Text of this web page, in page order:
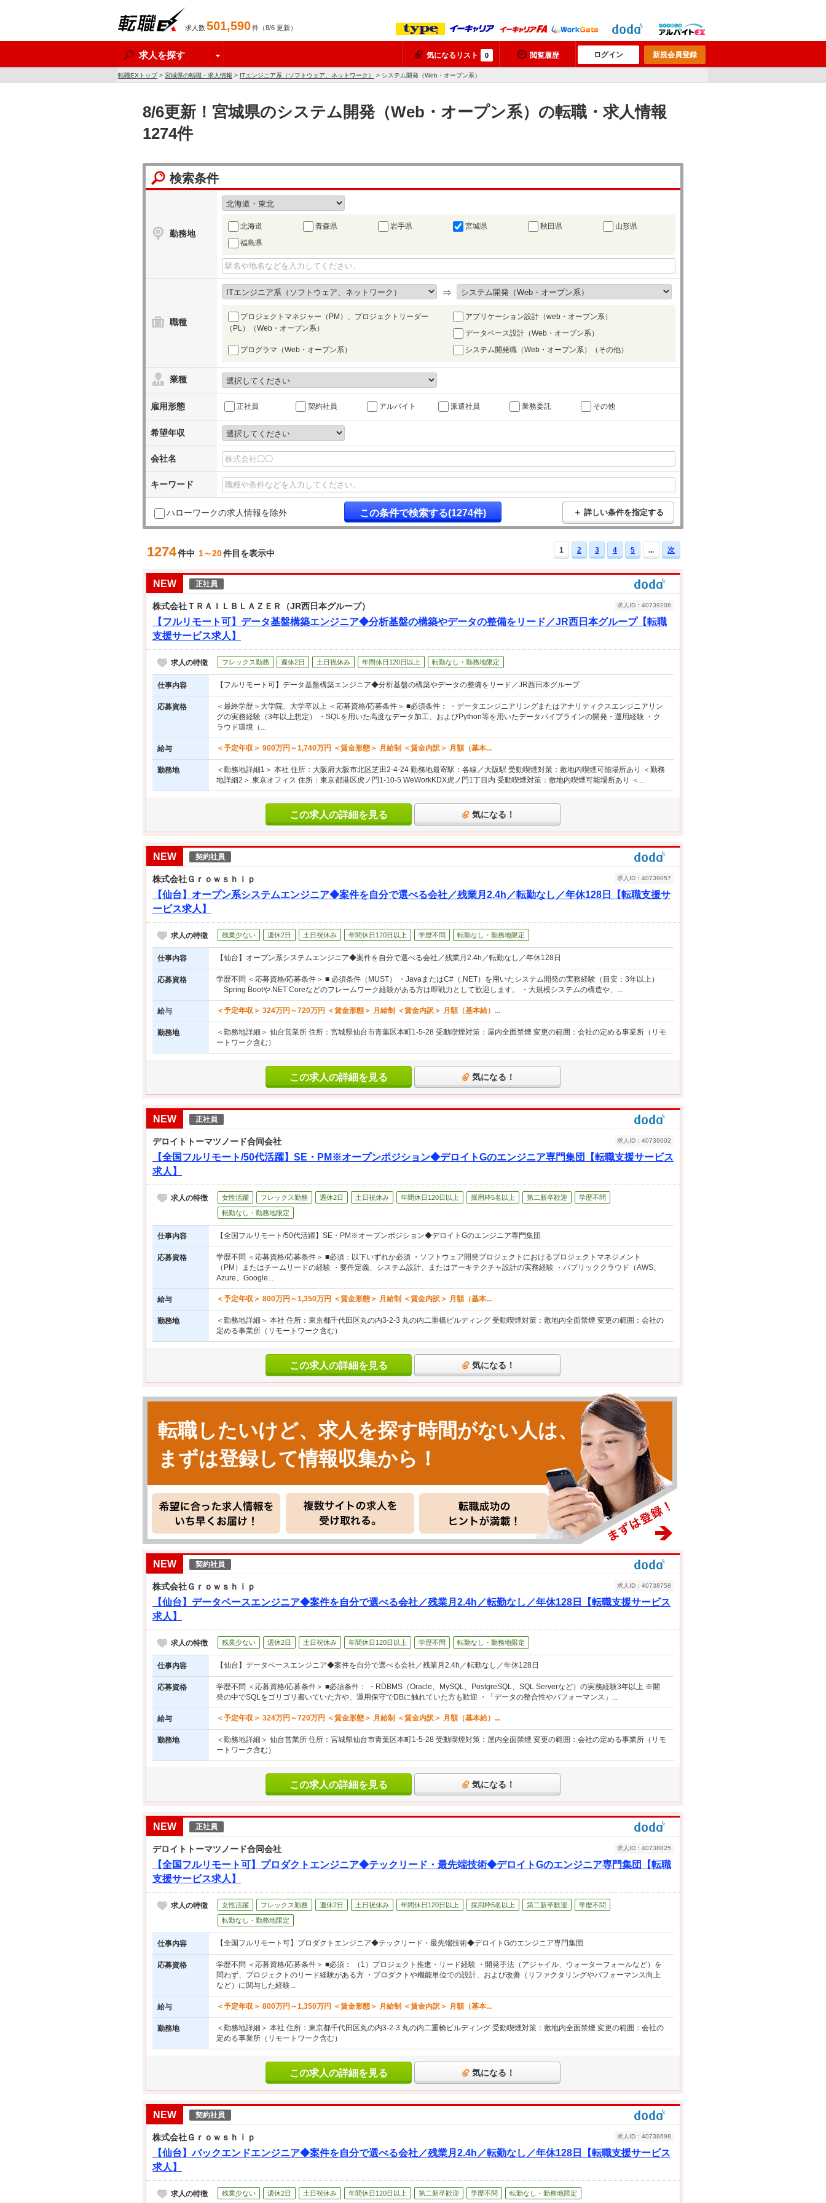
求人数501,590件（8/6 更新）
求人を探す 気になるリスト 0 閲覧履歴 ログイン 新規会員登録
転職EXトップ> 宮城県の転職・求人情報 > ITエンジニア系（ソフトウェア、ネットワーク） > システム開発（Web・オープン系）
8/6更新！宮城県のシステム開発（Web・オープン系）の転職・求人情報
1274件
検索条件
勤務地
北海道 青森県 岩手県 宮城県 秋田県
山形県
福島県
職種
⇒
プロジェクトマネジャー（PM）、プロジェクトリーダー
（PL）（Web・オープン系）
アプリケーション設計（web・オープン系）
データベース設計（Web・オープン系）
プログラマ（Web・オープン系）
システム開発職（Web・オープン系）（その他）
業種
雇用形態 正社員 契約社員 アルバイト 派遣社員 業務委託 その他
希望年収
会社名
キーワード
ハローワークの求人情報を除外 ＋ 詳しい条件を指定する
1274件中 1～20件目を表示中 1 2 3 4 5 ... 次
NEW 正社員
株式会社ＴＲＡＩＬＢＬＡＺＥＲ（JR西日本グループ）
【フルリモート可】データ基盤構築エンジニア◆分析基盤の構築やデータの整備をリード／JR西日本グループ【転職
支援サービス求人】
求人ID：40739208
求人の特徴 フレックス勤務 週休2日 土日祝休み 年間休日120日以上 転勤なし・勤務地限定
仕事内容 【フルリモート可】データ基盤構築エンジニア◆分析基盤の構築やデータの整備をリード／JR西日本グループ
応募資格
＜最終学歴＞大学院、大学卒以上 ＜応募資格/応募条件＞ ■必須条件： ・データエンジニアリングまたはアナリティクスエンジニアリン
グの実務経験（3年以上想定） ・SQLを用いた高度なデータ加工、およびPython等を用いたデータパイプラインの開発・運用経験 ・ク
ラウド環境（...
給与 ＜予定年収＞ 900万円～1,740万円 ＜賃金形態＞ 月給制 ＜賃金内訳＞ 月額（基本...
勤務地
＜勤務地詳細1＞ 本社 住所：大阪府大阪市北区芝田2-4-24 勤務地最寄駅：各線／大阪駅 受動喫煙対策：敷地内喫煙可能場所あり ＜勤務
地詳細2＞ 東京オフィス 住所：東京都港区虎ノ門1-10-5 WeWorkKDX虎ノ門1丁目内 受動喫煙対策：敷地内喫煙可能場所あり ＜...
この求人の詳細を見る 気になる！
NEW 契約社員
株式会社Ｇｒｏｗｓｈｉｐ
【仙台】オープン系システムエンジニア◆案件を自分で選べる会社／残業月2.4h／転勤なし／年休128日【転職支援サ
ービス求人】
求人ID：40739057
求人の特徴 残業少ない 週休2日 土日祝休み 年間休日120日以上 学歴不問 転勤なし・勤務地限定
仕事内容 【仙台】オープン系システムエンジニア◆案件を自分で選べる会社／残業月2.4h／転勤なし／年休128日
応募資格
学歴不問 ＜応募資格/応募条件＞ ■ 必須条件（MUST） ・JavaまたはC#（.NET）を用いたシステム開発の実務経験（目安：3年以上）
Spring Bootや.NET Coreなどのフレームワーク経験がある方は即戦力として歓迎します。 ・大規模システムの構造や、...
給与 ＜予定年収＞ 324万円～720万円 ＜賃金形態＞ 月給制 ＜賃金内訳＞ 月額（基本給）...
勤務地
＜勤務地詳細＞ 仙台営業所 住所：宮城県仙台市青葉区本町1-5-28 受動喫煙対策：屋内全面禁煙 変更の範囲：会社の定める事業所（リモ
ートワーク含む）
この求人の詳細を見る 気になる！
NEW 正社員
デロイトトーマツノード合同会社
【全国フルリモート/50代活躍】SE・PM※オープンポジション◆デロイトGのエンジニア専門集団【転職支援サービス
求人】
求人ID：40739002
求人の特徴 女性活躍 フレックス勤務 週休2日 土日祝休み 年間休日120日以上 採用枠5名以上 第二新卒歓迎 学歴不問
転勤なし・勤務地限定
仕事内容 【全国フルリモート/50代活躍】SE・PM※オープンポジション◆デロイトGのエンジニア専門集団
応募資格
学歴不問 ＜応募資格/応募条件＞ ■必須：以下いずれか必須 ・ソフトウェア開発プロジェクトにおけるプロジェクトマネジメント
（PM）またはチームリードの経験 ・要件定義、システム設計、またはアーキテクチャ設計の実務経験 ・パブリッククラウド（AWS、
Azure、Google...
給与 ＜予定年収＞ 800万円～1,350万円 ＜賃金形態＞ 月給制 ＜賃金内訳＞ 月額（基本...
勤務地
＜勤務地詳細＞ 本社 住所：東京都千代田区丸の内3-2-3 丸の内二重橋ビルディング 受動喫煙対策：敷地内全面禁煙 変更の範囲：会社の
定める事業所（リモートワーク含む）
この求人の詳細を見る 気になる！
転職したいけど、求人を探す時間がない人は、
まずは登録して情報収集から！
NEW 契約社員
株式会社Ｇｒｏｗｓｈｉｐ
【仙台】データベースエンジニア◆案件を自分で選べる会社／残業月2.4h／転勤なし／年休128日【転職支援サービス
求人】
求人ID：40738758
求人の特徴 残業少ない 週休2日 土日祝休み 年間休日120日以上 学歴不問 転勤なし・勤務地限定
仕事内容 【仙台】データベースエンジニア◆案件を自分で選べる会社／残業月2.4h／転勤なし／年休128日
応募資格
学歴不問 ＜応募資格/応募条件＞ ■必須条件： ・RDBMS（Oracle、MySQL、PostgreSQL、SQL Serverなど）の実務経験3年以上 ※開
発の中でSQLをゴリゴリ書いていた方や、運用保守でDBに触れていた方も歓迎 ・「データの整合性やパフォーマンス」...
給与 ＜予定年収＞ 324万円～720万円 ＜賃金形態＞ 月給制 ＜賃金内訳＞ 月額（基本給）...
勤務地
＜勤務地詳細＞ 仙台営業所 住所：宮城県仙台市青葉区本町1-5-28 受動喫煙対策：屋内全面禁煙 変更の範囲：会社の定める事業所（リモ
ートワーク含む）
この求人の詳細を見る 気になる！
NEW 正社員
デロイトトーマツノード合同会社
【全国フルリモート可】プロダクトエンジニア◆テックリード・最先端技術◆デロイトGのエンジニア専門集団【転職
支援サービス求人】
求人ID：40738825
求人の特徴 女性活躍 フレックス勤務 週休2日 土日祝休み 年間休日120日以上 採用枠5名以上 第二新卒歓迎 学歴不問
転勤なし・勤務地限定
仕事内容 【全国フルリモート可】プロダクトエンジニア◆テックリード・最先端技術◆デロイトGのエンジニア専門集団
応募資格
学歴不問 ＜応募資格/応募条件＞ ■必須： （1）プロジェクト推進・リード経験 ・開発手法（アジャイル、ウォーターフォールなど）を
問わず、プロジェクトのリード経験がある方 ・プロダクトや機能単位での設計、および改善（リファクタリングやパフォーマンス向上
など）に関与した経験...
給与 ＜予定年収＞ 800万円～1,350万円 ＜賃金形態＞ 月給制 ＜賃金内訳＞ 月額（基本...
勤務地
＜勤務地詳細＞ 本社 住所：東京都千代田区丸の内3-2-3 丸の内二重橋ビルディング 受動喫煙対策：敷地内全面禁煙 変更の範囲：会社の
定める事業所（リモートワーク含む）
この求人の詳細を見る 気になる！
NEW 契約社員
株式会社Ｇｒｏｗｓｈｉｐ
【仙台】バックエンドエンジニア◆案件を自分で選べる会社／残業月2.4h／転勤なし／年休128日【転職支援サービス
求人】
求人ID：40738698
求人の特徴 残業少ない 週休2日 土日祝休み 年間休日120日以上 第二新卒歓迎 学歴不問 転勤なし・勤務地限定